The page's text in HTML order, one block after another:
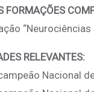
FORMAÇÕES
RELEVANTES:
Nacional